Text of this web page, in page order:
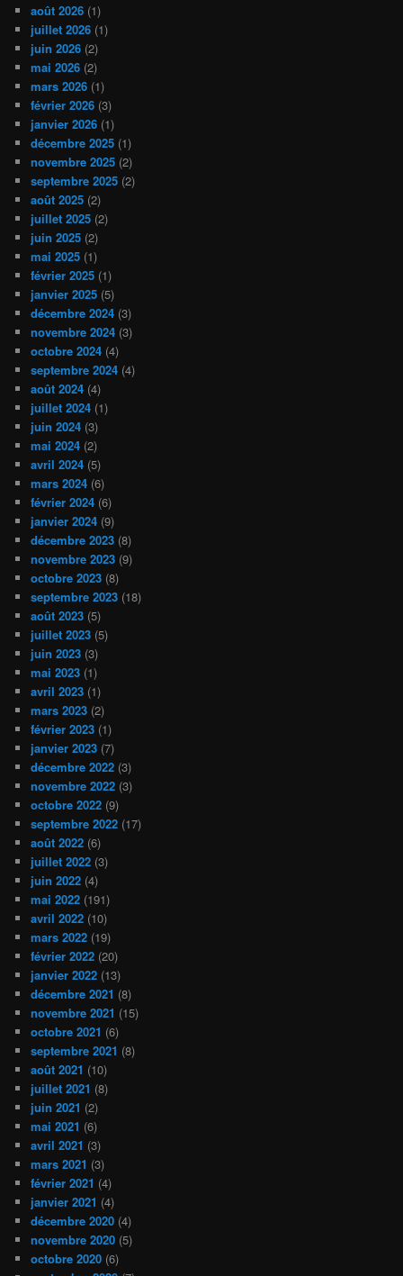
août 2026 (1)
juillet 2026 (1)
juin 2026 (2)
mai 2026 (2)
mars 2026 (1)
février 2026 (3)
janvier 2026 (1)
décembre 2025 (1)
novembre 2025 (2)
septembre 2025 (2)
août 2025 (2)
juillet 2025 (2)
juin 2025 (2)
mai 2025 (1)
février 2025 (1)
janvier 2025 (5)
décembre 2024 (3)
novembre 2024 (3)
octobre 2024 (4)
septembre 2024 (4)
août 2024 (4)
juillet 2024 (1)
juin 2024 (3)
mai 2024 (2)
avril 2024 (5)
mars 2024 (6)
février 2024 (6)
janvier 2024 (9)
décembre 2023 (8)
novembre 2023 (9)
octobre 2023 (8)
septembre 2023 (18)
août 2023 (5)
juillet 2023 (5)
juin 2023 (3)
mai 2023 (1)
avril 2023 (1)
mars 2023 (2)
février 2023 (1)
janvier 2023 (7)
décembre 2022 (3)
novembre 2022 (3)
octobre 2022 (9)
septembre 2022 (17)
août 2022 (6)
juillet 2022 (3)
juin 2022 (4)
mai 2022 (191)
avril 2022 (10)
mars 2022 (19)
février 2022 (20)
janvier 2022 (13)
décembre 2021 (8)
novembre 2021 (15)
octobre 2021 (6)
septembre 2021 (8)
août 2021 (10)
juillet 2021 (8)
juin 2021 (2)
mai 2021 (6)
avril 2021 (3)
mars 2021 (3)
février 2021 (4)
janvier 2021 (4)
décembre 2020 (4)
novembre 2020 (5)
octobre 2020 (6)